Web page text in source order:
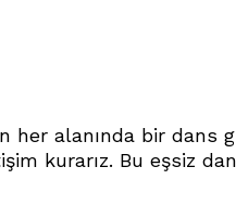
her alanında bir dans
kurarız. Bu eşsiz